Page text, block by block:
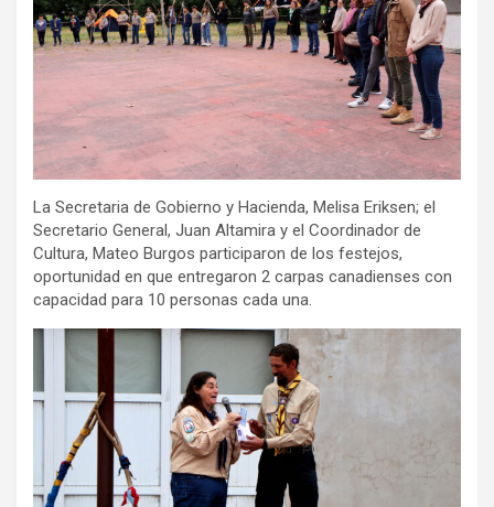
La Secretaria de Gobierno y Hacienda, Melisa Eriksen; el
Secretario General, Juan Altamira y el Coordinador de
Cultura, Mateo Burgos participaron de los festejos,
oportunidad en que entregaron 2 carpas canadienses con
capacidad para 10 personas cada una.